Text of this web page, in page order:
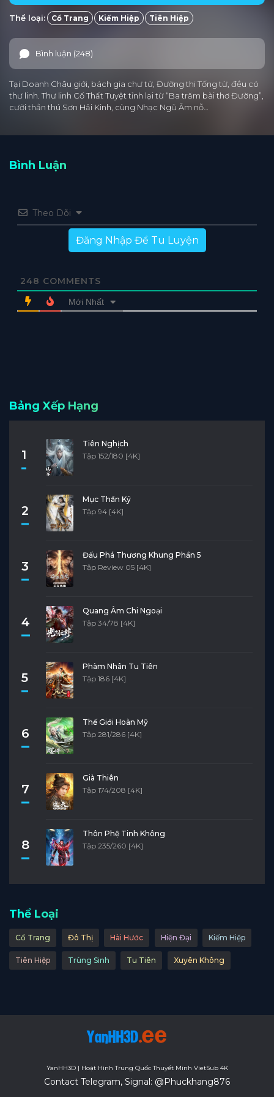
Tập 25 Tập 24 Tập 23 Tập 22
Tập 15 Tập 14 Tập 13 Tập 12 Tập 11
Tập 10 Tập 9 Tập 8 Tập 7 Tập 6
Thể loại: Cổ Trang Kiếm Hiệp Tiên Hiệp
Bình luận (248)
Tại Doanh Châu giới, bách gia chư tử, Đường thi Tống từ, đều có
thư linh. Thư linh Cố Thất Tuyệt tỉnh lại từ “Ba trăm bài thơ Đường”,
cưỡi thần thú Sơn Hải Kinh, cùng Nhạc Ngũ Âm nỗ…
Bình Luận
Theo Dõi
Đăng Nhập Để Tu Luyện
248 COMMENTS
Mới Nhất
Bảng Xếp Hạng
1
Tiên Nghịch
Tập 152/180 [4K]
2
Mục Thần Ký
Tập 94 [4K]
3
Đấu Phá Thương Khung Phần 5
Tập Review 05 [4K]
4
Quang Âm Chi Ngoại
Tập 34/78 [4K]
5
Phàm Nhân Tu Tiên
Tập 186 [4K]
6
Thế Giới Hoàn Mỹ
Tập 281/286 [4K]
7
Già Thiên
Tập 174/208 [4K]
8
Thôn Phệ Tinh Không
Tập 235/260 [4K]
Thể Loại
Cổ Trang Đô Thị Hài Hước Hiện Đại Kiếm Hiệp
Tiên Hiệp Trùng Sinh Tu Tiên Xuyên Không
YanHH3D | Hoạt Hình Trung Quốc Thuyết Minh VietSub 4K
Contact Telegram, Signal: @Phuckhang876